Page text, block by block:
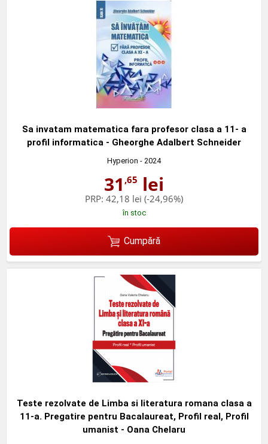
Sa invatam matematica fara profesor clasa a 11- a
profil informatica - Gheorghe Adalbert Schneider
Hyperion - 2024
31 ,65 lei
PRP: 42,18 lei (-24,96%)
în stoc
Cumpără
Teste rezolvate de Limba si literatura romana clasa a
11-a. Pregatire pentru Bacalaureat, Profil real, Profil
umanist - Oana Chelaru